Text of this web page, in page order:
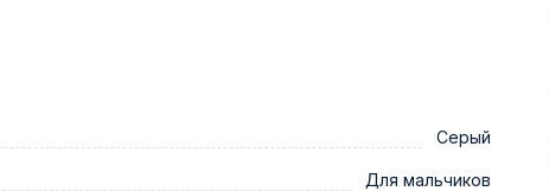
Серый
Для мальчиков